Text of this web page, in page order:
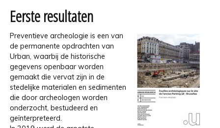
Eerste resultaten
Preventieve archeologie is een van
de permanente opdrachten van
Urban, waarbij de historische
gegevens openbaar worden
gemaakt die vervat zijn in de
stedelijke materialen en sedimenten
die door archeologen worden
onderzocht, bestudeerd en
geïnterpreteerd.